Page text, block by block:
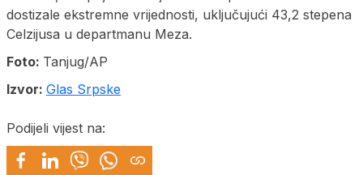
dostizale ekstremne vrijednosti, uključujući 43,2 stepena
Celzijusa u departmanu Meza.
Foto: Tanjug/AP
Izvor: Glas Srpske
Podijeli vijest na: